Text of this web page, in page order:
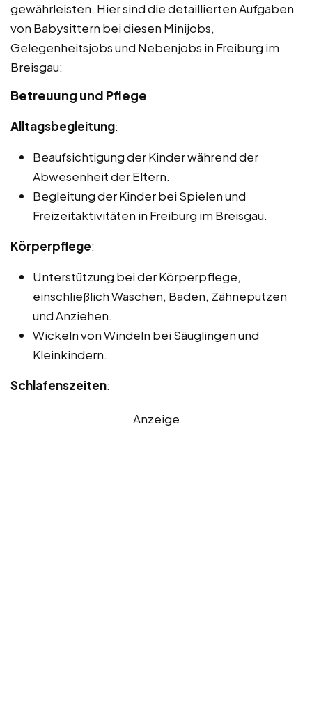
gewährleisten. Hier sind die detaillierten Aufgaben
von Babysittern bei diesen Minijobs,
Gelegenheitsjobs und Nebenjobs in Freiburg im
Breisgau:
Betreuung und Pflege
Alltagsbegleitung:
Beaufsichtigung der Kinder während der
Abwesenheit der Eltern.
Begleitung der Kinder bei Spielen und
Freizeitaktivitäten in Freiburg im Breisgau.
Körperpflege:
Unterstützung bei der Körperpflege,
einschließlich Waschen, Baden, Zähneputzen
und Anziehen.
Wickeln von Windeln bei Säuglingen und
Kleinkindern.
Schlafenszeiten:
Anzeige